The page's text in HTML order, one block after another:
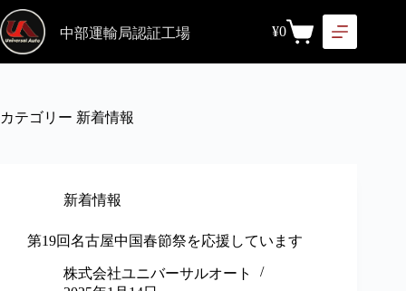
中部運輸局認証工場 ¥0
カテゴリー 新着情報
新着情報
第19回名古屋中国春節祭を応援しています
株式会社ユニバーサルオート